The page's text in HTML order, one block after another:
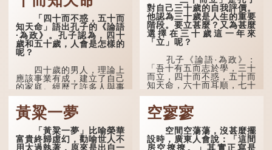
「四十而不惑，五十而
知天命」語出孔子的《論語
·為政》。孔子認為，四十
歲和五十歲，人會是怎樣的
呢？
四十歲的男人，理論上
應該事業有成，建立了自己
的家庭。經歷了許多人與事
之後，對事物有了自己的判
斷能力，不會輕易為表象所
迷惑。
孔子在《論語·子罕》
也說：「知者不惑，仁者不
憂，勇者不懼。」「知」與
對自己三十歲的自我評價。
他認為三十歲是人生的重要
階段。要立甚麼？又為甚麼
選擇在三十歲這一年來
「立」呢？
孔子《論語·為政》：
「吾十有五而志於學，三十
而立，四十而不惑，五十而
知天命，六十而耳順，七十
在古代，男子一般於二
十歲進行冠禮，冠禮完成後
便是成人，但由於未達壯
年，所以又稱「弱冠」。
《禮記·曲禮》明確記載：
黃粱一夢
「黃粱一夢」比喻榮華
富貴終歸虛幻，勸喻世人不
用太過執著，原來是出自一
空寥寥
空間空蕩蕩，沒甚麼擺
設時，廣東人會說：「這間
房空撩撩。」其實正寫是